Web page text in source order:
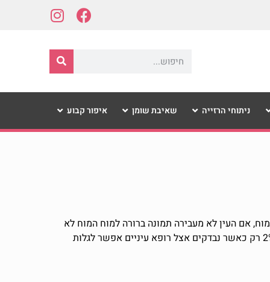
ניתוחי הרזייה שאיבת שומן איפור קבוע
אם העין לא מעבירה תמונה ברורה למוח המוח לא
מסוגל לפענח את התמונה, נוצרת תופעה של ליקוי ראיה אשר במשך הזמן מתפתחת לעין עצלה. שכיחות התופעה בילדים היא 2% רק כאשר נבדקים אצל רופא עיניים אפשר לגלות